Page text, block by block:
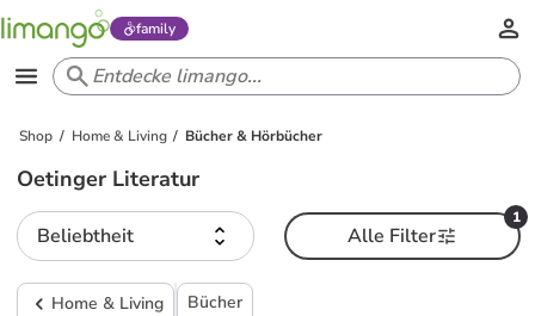
family
Shop Home & Living Bücher & Hörbücher
Oetinger Literatur
Beliebtheit
1
Alle Filter
Home & Living Bücher